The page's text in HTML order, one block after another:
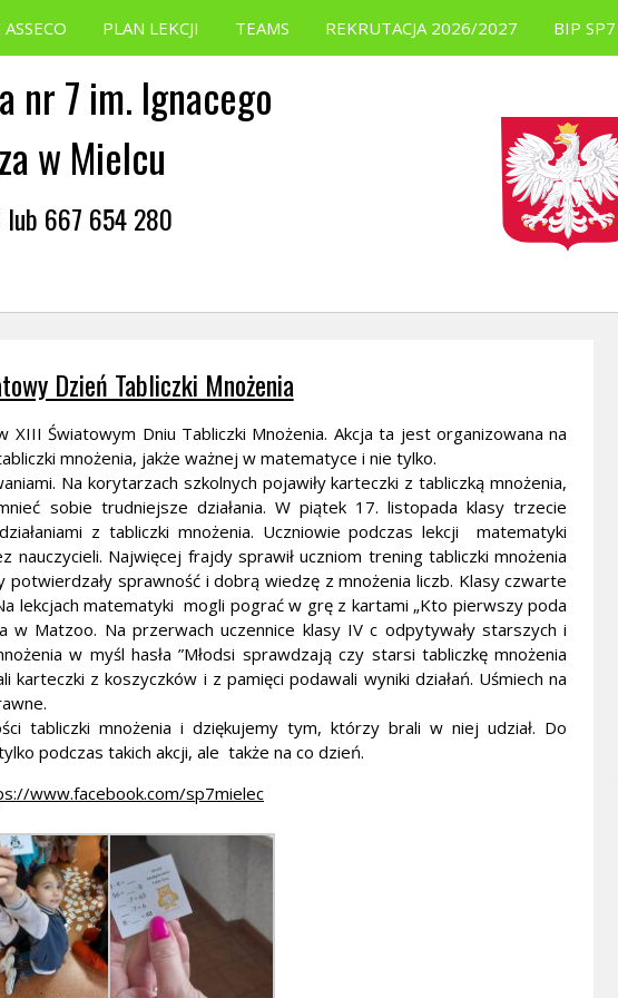
PLAN LEKCJI TEAMS REKRUTACJA 2026/2027 BIP SP7
nr 7 im. Ignacego
w Mielcu
667 654 280
Dzień Tabliczki Mnożenia
XIII Światowym Dniu Tabliczki Mnożenia. Akcja ta jest organizowana na
mnożenia, jakże ważnej w matematyce i nie tylko.
Na korytarzach szkolnych pojawiły karteczki z tabliczką mnożenia,
sobie trudniejsze działania. W piątek 17. listopada klasy trzecie
z tabliczki mnożenia. Uczniowie podczas lekcji matematyki
nauczycieli. Najwięcej frajdy sprawił uczniom trening tabliczki mnożenia
sprawność i dobrą wiedzę z mnożenia liczb. Klasy czwarte
lekcjach matematyki mogli pograć w grę z kartami „Kto pierwszy poda
w Matzoo. Na przerwach uczennice klasy IV c odpytywały starszych i
w myśl hasła ”Młodsi sprawdzają czy starsi tabliczkę mnożenia
karteczki z koszyczków i z pamięci podawali wyniki działań. Uśmiech na
tabliczki mnożenia i dziękujemy tym, którzy brali w niej udział. Do
podczas takich akcji, ale także na co dzień.
www.facebook.com/sp7mielec